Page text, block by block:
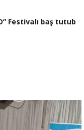
Festivalı baş tutub